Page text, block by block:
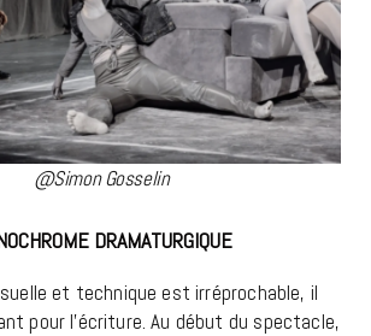
@Simon Gosselin
DRAMATURGIQUE
et technique est irréprochable, il
pour l’écriture. Au début du spectacle,